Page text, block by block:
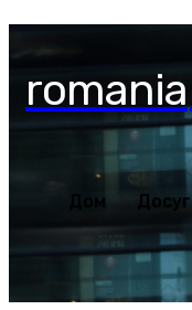
romania
Дом Досуг